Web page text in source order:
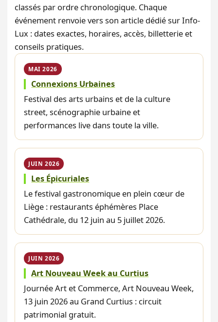
classés par ordre chronologique. Chaque
événement renvoie vers son article dédié sur Info-
Lux : dates exactes, horaires, accès, billetterie et
conseils pratiques.
MAI 2026
Connexions Urbaines
Festival des arts urbains et de la culture
street, scénographie urbaine et
performances live dans toute la ville.
JUIN 2026
Les Épicuriales
Le festival gastronomique en plein cœur de
Liège : restaurants éphémères Place
Cathédrale, du 12 juin au 5 juillet 2026.
JUIN 2026
Art Nouveau Week au Curtius
Journée Art et Commerce, Art Nouveau Week,
13 juin 2026 au Grand Curtius : circuit
patrimonial gratuit.